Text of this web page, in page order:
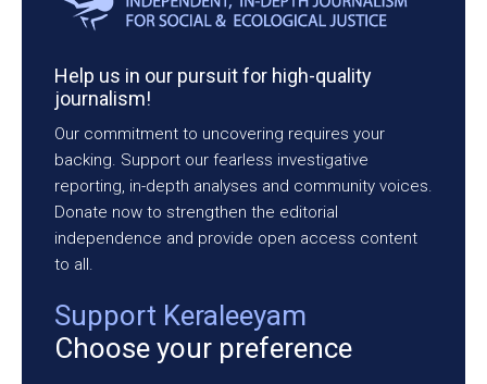
Help us in our pursuit for high-quality
journalism!
Our commitment to uncovering requires your
backing. Support our fearless investigative
reporting, in-depth analyses and community voices.
Donate now to strengthen the editorial
independence and provide open access content
to all.
Support Keraleeyam
Choose your preference